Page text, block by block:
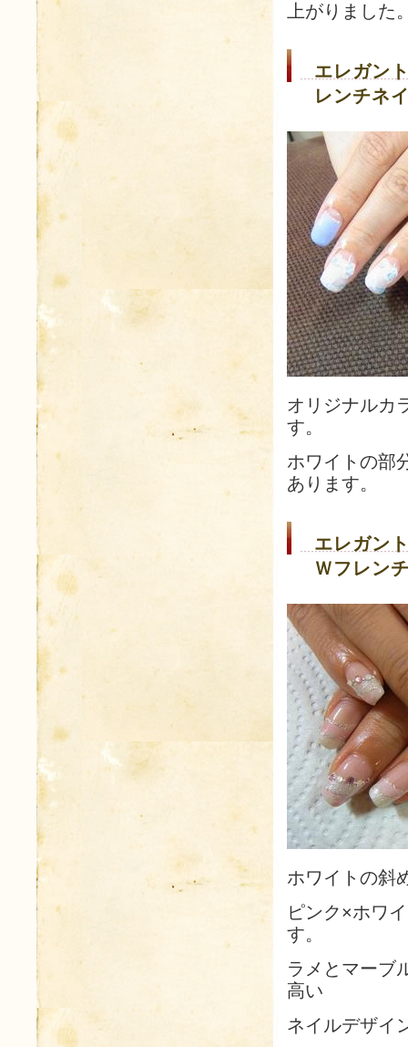
上がりました
エレガン
レンチネ
オリジナルカ
す。
ホワイトの部
あります。
エレガン
Ｗフレン
ホワイトの斜
ピンク×ホワ
す。
ラメとマーブ
高い
ネイルデザイ